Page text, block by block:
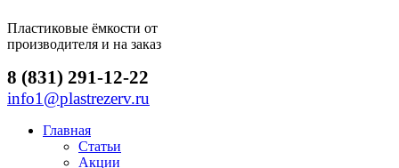
Пластиковые ёмкости от
производителя и на заказ
8 (831) 291-12-22
info1@plastrezerv.ru
Главная
Статьи
Акции